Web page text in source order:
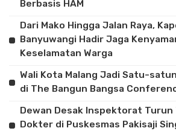
Berbasis HAM
Dari Mako Hingga Jalan Raya,
Banyuwangi Hadir Jaga
Keselamatan Warga
Wali Kota Malang Jadi Satu-
di The Bangun Bangsa
Dewan Desak Inspektorat Turun
Dokter di Puskesmas Pakisaji